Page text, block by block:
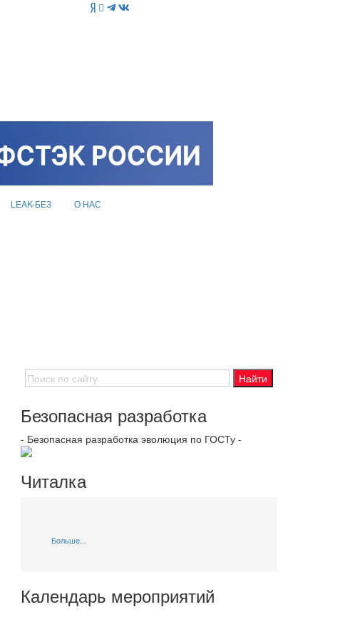
LEAK-БЕЗ О НАС
Безопасная разработка
- Безопасная разработка эволюция по ГОСТу -
Читалка
Больше...
Календарь мероприятий